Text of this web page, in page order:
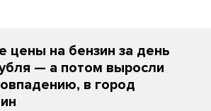
цены на бензин за день
— а потом выросли
в город